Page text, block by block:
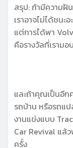
สรุป: ถ้ามีความฝั
เราอาจไม่ได้ชนะ
แต่การได้พา
คือรางวัลที่เรามอ
และถ้าคุณเป็นอีก
รถบ้าน หรือรถแ
งานแข่งแบบ
Car Revival แล้
ครั้ง